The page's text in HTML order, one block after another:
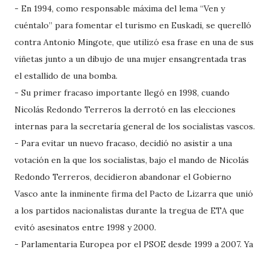
- En 1994, como responsable máxima del lema “Ven y
cuéntalo” para fomentar el turismo en Euskadi, se querelló
contra Antonio Mingote, que utilizó esa frase en una de sus
viñetas junto a un dibujo de una mujer ensangrentada tras
el estallido de una bomba.
- Su primer fracaso importante llegó en 1998, cuando
Nicolás Redondo Terreros la derrotó en las elecciones
internas para la secretaría general de los socialistas vascos.
- Para evitar un nuevo fracaso, decidió no asistir a una
votación en la que los socialistas, bajo el mando de Nicolás
Redondo Terreros, decidieron abandonar el Gobierno
Vasco ante la inminente firma del Pacto de Lizarra que unió
a los partidos nacionalistas durante la tregua de ETA que
evitó asesinatos entre 1998 y 2000.
- Parlamentaria Europea por el PSOE desde 1999 a 2007. Ya